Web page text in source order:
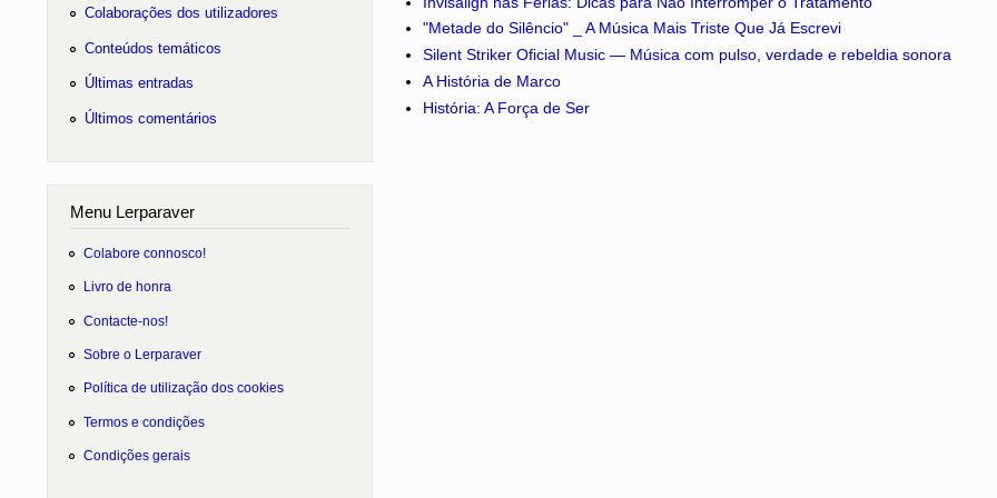
"Metade do Silêncio" _ A Música Mais Triste Que Já Escrevi
Silent Striker Oficial Music — Música com pulso, verdade e rebeldia sonora
A História de Marco
História: A Força de Ser
Colaborações dos utilizadores
Conteúdos temáticos
Últimas entradas
Últimos comentários
Menu Lerparaver
Colabore connosco!
Livro de honra
Contacte-nos!
Sobre o Lerparaver
Política de utilização dos cookies
Termos e condições
Condições gerais